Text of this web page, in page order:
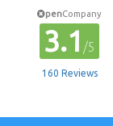
penCompany
3.1 /5
160 Reviews